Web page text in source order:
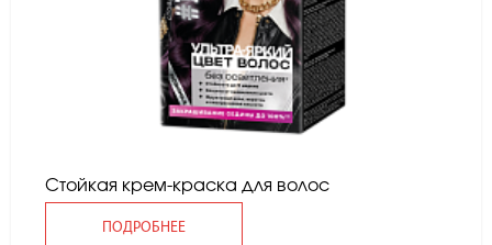
Стойкая крем-краска для волос
ПОДРОБНЕЕ